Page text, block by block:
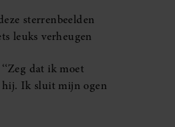
sterrenbeelden
leuks verheugen
dat ik moet
hij. Ik sluit mijn ogen